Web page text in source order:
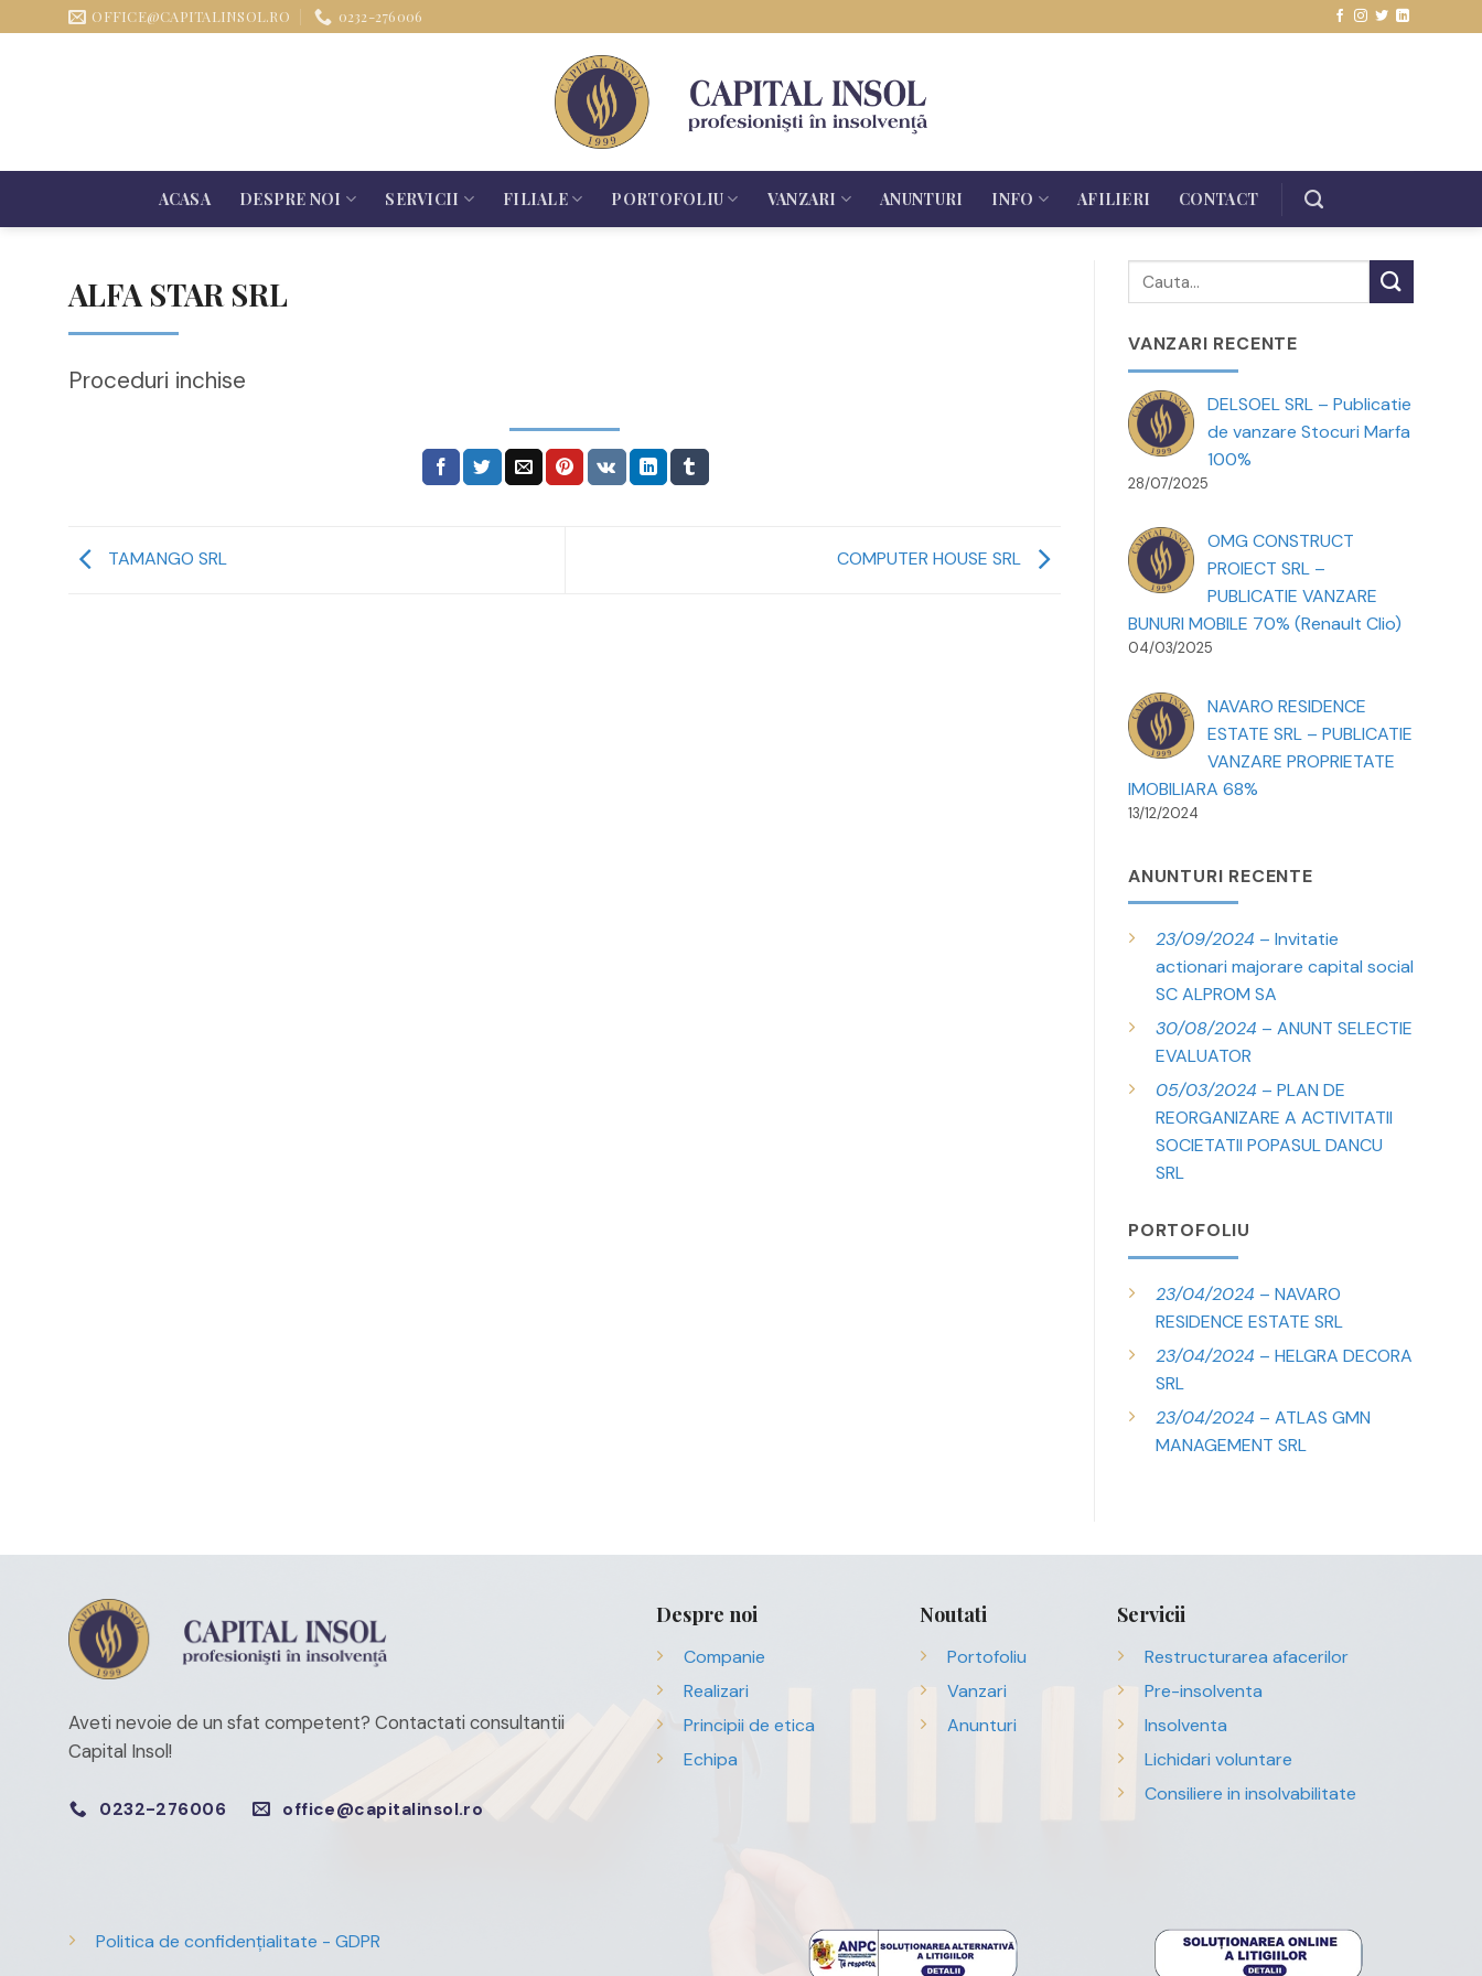
OFFICE@CAPITALINSOL.RO 0232-276006
ACASA DESPRE NOI SERVICII FILIALE PORTOFOLIU VANZARI ANUNTURI INFO AFILIERI CONTACT
ALFA STAR SRL
Proceduri inchise
TAMANGO SRL COMPUTER HOUSE SRL
VANZARI RECENTE
DELSOEL SRL – Publicatie
de vanzare Stocuri Marfa
100%
28/07/2025
OMG CONSTRUCT
PROIECT SRL –
PUBLICATIE VANZARE
BUNURI MOBILE 70% (Renault Clio)
04/03/2025
NAVARO RESIDENCE
ESTATE SRL – PUBLICATIE
VANZARE PROPRIETATE
IMOBILIARA 68%
13/12/2024
ANUNTURI RECENTE
23/09/2024 – Invitatie
actionari majorare capital social
SC ALPROM SA
30/08/2024 – ANUNT SELECTIE
EVALUATOR
05/03/2024 – PLAN DE
REORGANIZARE A ACTIVITATII
SOCIETATII POPASUL DANCU
SRL
PORTOFOLIU
23/04/2024 – NAVARO
RESIDENCE ESTATE SRL
23/04/2024 – HELGRA DECORA
SRL
23/04/2024 – ATLAS GMN
MANAGEMENT SRL
Aveti nevoie de un sfat competent? Contactati consultantii
Capital Insol!
0232-276006 office@capitalinsol.ro
Despre noi
Companie
Realizari
Principii de etica
Echipa
Noutati
Portofoliu
Vanzari
Anunturi
Servicii
Restructurarea afacerilor
Pre-insolventa
Insolventa
Lichidari voluntare
Consiliere in insolvabilitate
Politica de confidențialitate - GDPR